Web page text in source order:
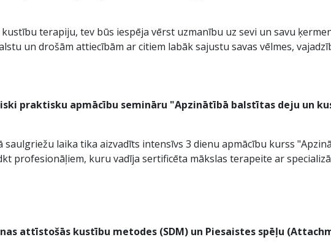
terapiju, tev būs iespēja vērst uzmanību uz sevi un savu
un drošām attiecībām ar citiem labāk sajustu savas vēlmes,
praktisku apmācību semināru "Apzinātībā balstītas deju un
saulgriežu laika tika aizvadīts intensīvs 3 dienu apmācību kurss
profesionāļiem, kuru vadīja sertificēta mākslas terapeite ar
attīstošās kustību metodes (SDM) un Piesaistes spēļu